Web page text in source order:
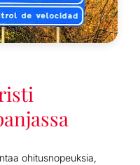
ohitusnopeuksia,